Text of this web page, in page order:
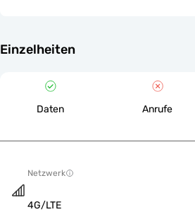
Einzelheiten
Daten Anrufe
Netzwerk
4G/LTE